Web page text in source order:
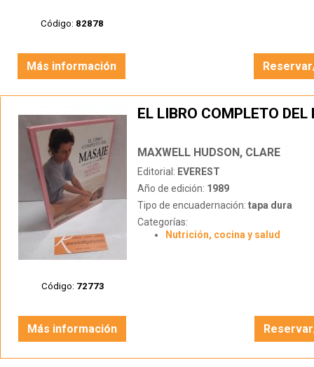
Código: 82878
Más información
Código: 72773
EL LIBRO COMPLETO
MAXWELL HUDSON, CLARE
Editorial: EVEREST
Año de edición: 1989
Tipo de encuadernación: tapa dura
Categorías:
Nutrición, cocina y salud
Más información